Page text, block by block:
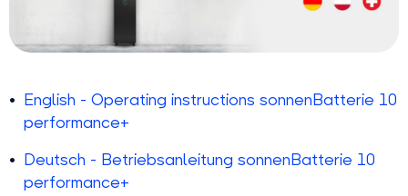
English - Operating instructions sonnenBatterie 10
performance+
Deutsch - Betriebsanleitung sonnenBatterie 10
performance+